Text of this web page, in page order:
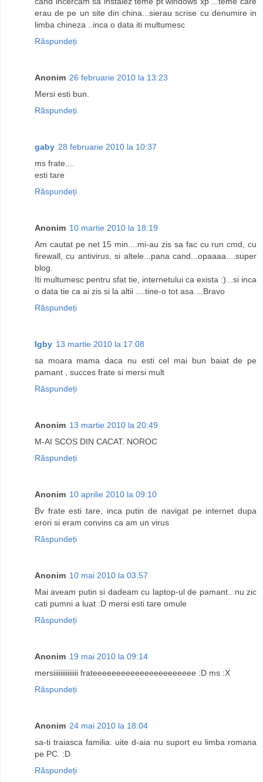
erau de pe un site din china...sierau scrise cu denumire in
limba chineza ..inca o data iti multumesc
Răspundeți
Anonim 26 februarie 2010 la 13:23
Mersi esti bun.
Răspundeți
gaby 28 februarie 2010 la 10:37
ms frate....
esti tare
Răspundeți
Anonim 10 martie 2010 la 18:19
Am cautat pe net 15 min....mi-au zis sa fac cu run cmd, cu
firewall, cu antivirus, si altele...pana cand...opaaaa....super
blog.
Iti multumesc pentru sfat tie, internetului ca exista :)...si inca
o data tie ca ai zis si la altii ....tine-o tot asa....Bravo
Răspundeți
Igby 13 martie 2010 la 17:08
sa moara mama daca nu esti cel mai bun baiat de pe
pamant , succes frate si mersi mult
Răspundeți
Anonim 13 martie 2010 la 20:49
M-AI SCOS DIN CACAT. NOROC
Răspundeți
Anonim 10 aprilie 2010 la 09:10
Bv frate esti tare, inca putin de navigat pe internet dupa
erori si eram convins ca am un virus
Răspundeți
Anonim 10 mai 2010 la 03:57
Mai aveam putin si dadeam cu laptop-ul de pamant...nu zic
cati pumni a luat :D mersi esti tare omule
Răspundeți
Anonim 19 mai 2010 la 09:14
mersiiiiiiiiiiiiii frateeeeeeeeeeeeeeeeeeeeee :D ms :X
Răspundeți
Anonim 24 mai 2010 la 18:04
sa-ti traiasca familia. uite d-aia nu suport eu limba romana
pe PC. :D
Răspundeți